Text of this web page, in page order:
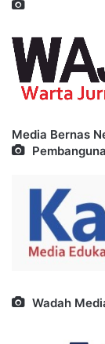
Media Bernas
Wadah